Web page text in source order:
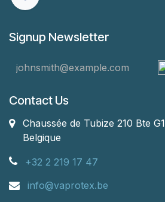
Signup Newsletter
Contact Us
Chaussée de Tubize 210 Bte G1
Belgique
+32 2 219 17 47
info@vaprotex.be